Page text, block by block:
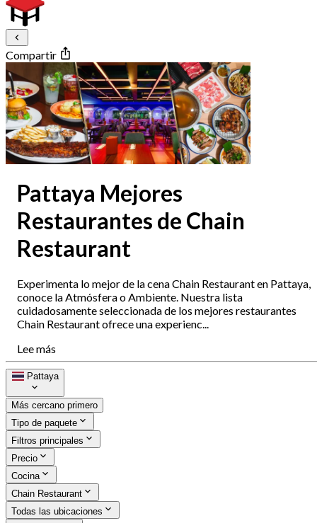
Compartir
Pattaya Mejores
Restaurantes de Chain
Restaurant
Experimenta lo mejor de la cena Chain Restaurant en Pattaya,
conoce la Atmósfera o Ambiente. Nuestra lista
cuidadosamente seleccionada de los mejores restaurantes
Chain Restaurant ofrece una experienc...
Lee más
Pattaya
Más cercano primero
Tipo de paquete
Filtros principales
Precio
Cocina
Chain Restaurant
Todas las ubicaciones